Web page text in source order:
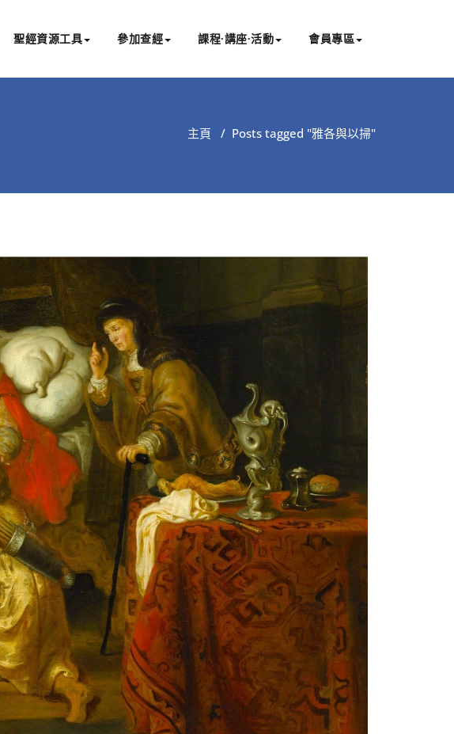
聖經資源工具 參加查經 課程∙講座∙活動 會員專區
主頁 / Posts tagged "雅各與以掃"